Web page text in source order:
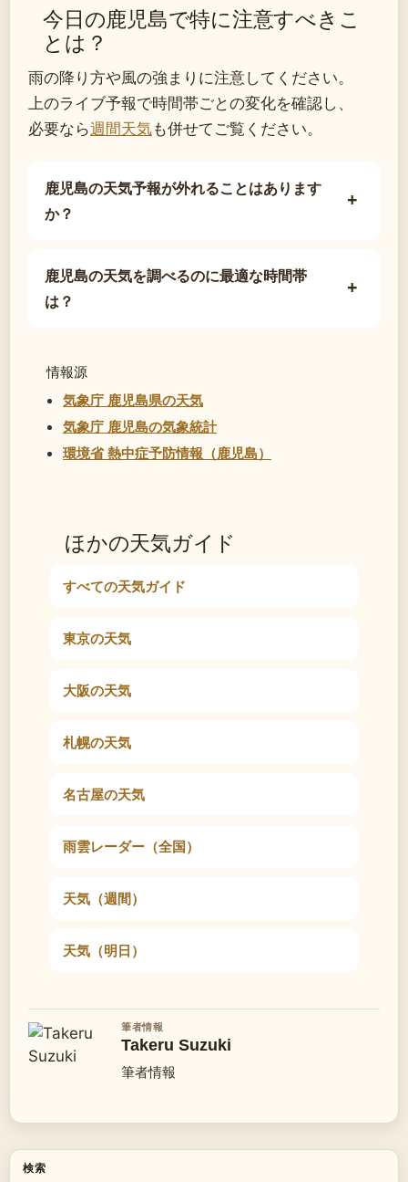
今日の鹿児島で特に注意すべきこ
とは？
雨の降り方や風の強まりに注意してください。
上のライブ予報で時間帯ごとの変化を確認し、
必要なら週間天気も併せてご覧ください。
鹿児島の天気予報が外れることはあります
か？
鹿児島の天気を調べるのに最適な時間帯
は？
情報源
気象庁 鹿児島県の天気
気象庁 鹿児島の気象統計
環境省 熱中症予防情報（鹿児島）
ほかの天気ガイド
すべての天気ガイド
東京の天気
大阪の天気
札幌の天気
名古屋の天気
雨雲レーダー（全国）
天気（週間）
天気（明日）
筆者情報
Takeru Suzuki
筆者情報
検索